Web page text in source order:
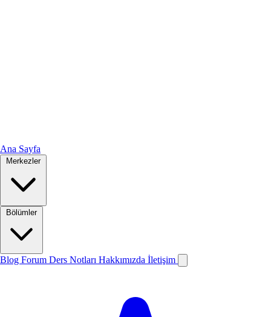
Ana Sayfa
Merkezler
Bölümler
Blog Forum Ders Notları Hakkımızda İletişim